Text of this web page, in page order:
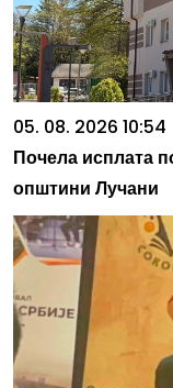
05. 08. 2026 10:54
Почела исплата
општини Лучани